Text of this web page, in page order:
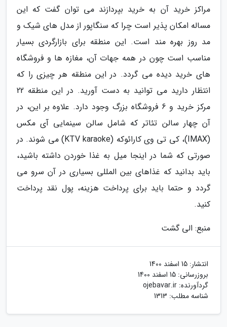
مراکز خرید آن به خرید بپردازند می توان گفت که این
مساله امکان پذیر است چرا که سنگاپور از مدل های شیک و
مد روز بهره مند است. این منطقه برای بازارگردی بسیار
مناسب است چون در همه جهات آن، مغازه ها و فروشگاه
های خرید دیده می گردد. در این منطقه هر چیزی را که
انتظار دارید می توانید به دست آورید. در این منطقه 22
مرکز خرید و 6 فروشگاه بزرگ وجود دارد. علاوه بر این، در
آن چهار سالن تئاتر که شامل سالن سینمایی آی مکس
(IMAX)، کی تی وی کارائوکه (KTV karaoke) می شوند. در
صورتی که شما در اینجا میل به غذا خوردن داشته باشید،
باید بدانید که غذاهای بین المللی بسیاری در آن سرو می
گردد و حتما باید برای پرداخت هزینه، پول نقد پرداخت
کنید.
منبع: الی گشت
انتشار: 15 اسفند 1400
بروزرسانی: 15 اسفند 1400
گردآورنده: ojebavar.ir
شناسه مطلب: 1313